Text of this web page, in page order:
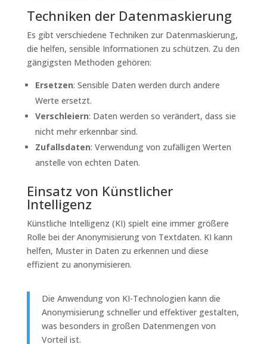
Techniken der Datenmaskierung
Es gibt verschiedene Techniken zur Datenmaskierung,
die helfen, sensible Informationen zu schützen. Zu den
gängigsten Methoden gehören:
Ersetzen: Sensible Daten werden durch andere
Werte ersetzt.
Verschleiern: Daten werden so verändert, dass sie
nicht mehr erkennbar sind.
Zufallsdaten: Verwendung von zufälligen Werten
anstelle von echten Daten.
Einsatz von Künstlicher
Intelligenz
Künstliche Intelligenz (KI) spielt eine immer größere
Rolle bei der Anonymisierung von Textdaten. KI kann
helfen, Muster in Daten zu erkennen und diese
effizient zu anonymisieren.
Die Anwendung von KI-Technologien kann die
Anonymisierung schneller und effektiver gestalten,
was besonders in großen Datenmengen von
Vorteil ist.